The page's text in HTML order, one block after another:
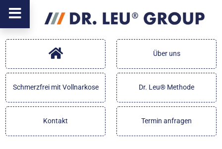
Über uns
Schmerzfrei mit Vollnarkose Dr. Leu® Methode
Kontakt Termin anfragen